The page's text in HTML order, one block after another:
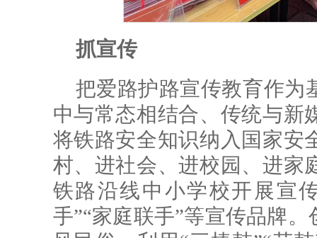
抓宣传
把爱路护路宣传教育作为
中与常态相结合、传统与新
将铁路安全知识纳入国家安
村、进社会、进校园、进家
铁路沿线中小学校开展宣
手”“家庭联手”等宣传品牌